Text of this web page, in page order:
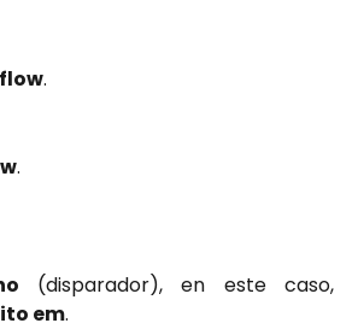
.
.
(disparador), en este caso,
em.